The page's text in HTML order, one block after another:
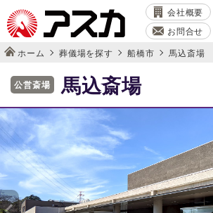
会社概要
お問合せ
ホーム 葬儀場を探す 船橋市 馬込斎場
公営斎場 馬込斎場